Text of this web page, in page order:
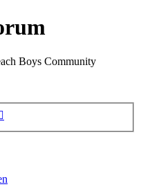
Boys Community